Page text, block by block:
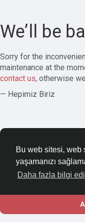
Bu web sitesi, web
yaşamanızı
Daha fazla bilgi
We’ll be
Sorry for the
maintenance at the
contact us, otherwise
— Hepimiz Biriz